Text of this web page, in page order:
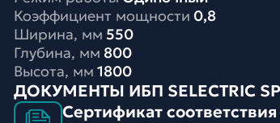
Коэффициент мощности 0,8
Ширина, мм 550
Глубина, мм 800
Высота, мм 1800
ДОКУМЕНТЫ ИБП SELECTRIC
Сертификат